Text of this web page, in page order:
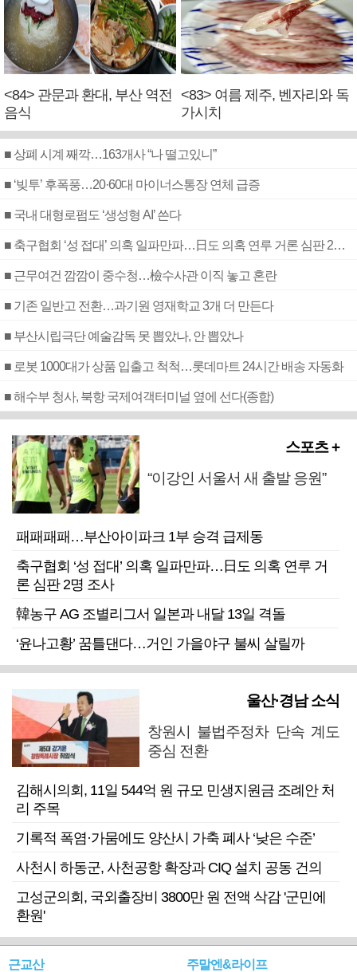
<84> 관문과 환대, 부산 역전
음식
<83> 여름 제주, 벤자리와 독
가시치
■ 상폐 시계 째깍…163개사 “나 떨고있니”
■ ‘빚투’ 후폭풍…20·60대 마이너스통장 연체 급증
■ 국내 대형로펌도 ‘생성형 AI’ 쓴다
■ 축구협회 ‘성 접대’ 의혹 일파만파…日도 의혹 연루 거론 심판 2명 조사
■ 근무여건 깜깜이 중수청…檢수사관 이직 놓고 혼란
■ 기존 일반고 전환…과기원 영재학교 3개 더 만든다
■ 부산시립극단 예술감독 못 뽑았나, 안 뽑았나
■ 로봇 1000대가 상품 입출고 척척…롯데마트 24시간 배송 자동화
■ 해수부 청사, 북항 국제여객터미널 옆에 선다(종합)
스포츠 +
“이강인 서울서 새 출발 응원”
패패패패…부산아이파크 1부 승격 급제동
축구협회 ‘성 접대’ 의혹 일파만파…日도 의혹 연루 거
론 심판 2명 조사
韓농구 AG 조별리그서 일본과 내달 13일 격돌
‘윤나고황’ 꿈틀댄다…거인 가을야구 불씨 살릴까
울산·경남 소식
창원시 불법주정차 단속 계도
중심 전환
김해시의회, 11일 544억 원 규모 민생지원금 조례안 처
리 주목
기록적 폭염·가뭄에도 양산시 가축 폐사 ‘낮은 수준’
사천시 하동군, 사천공항 확장과 CIQ 설치 공동 건의
고성군의회, 국외출장비 3800만 원 전액 삭감 '군민에
환원'
근교산 주말엔&라이프